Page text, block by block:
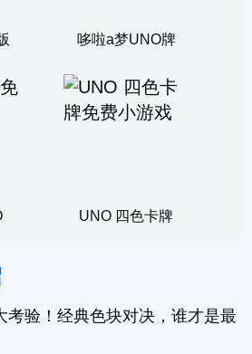
哆啦a梦UNO牌
UNO 四色卡牌
考验！经典色块对决，谁才是最